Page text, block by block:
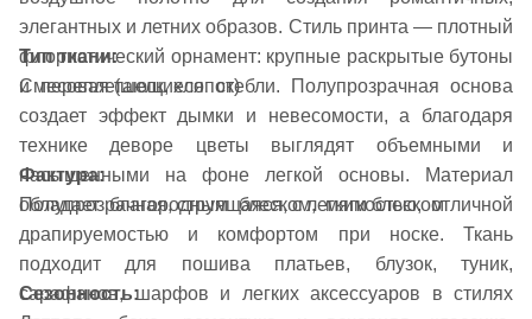
элегантных и летних образов. Стиль принта — плотный
флористический орнамент: крупные раскрытые бутоны
и переплетающиеся стебли. Полупрозрачная основа
создает эффект дымки и невесомости, а благодаря
технике деворе цветы выглядят объемными и
насыщенными на фоне легкой основы. Материал
обладает благородным блеском, мягкостью, отличной
драпируемостью и комфортом при носке. Ткань
подходит для пошива платьев, блузок, туник,
сарафанов, шарфов и легких аксессуаров в стилях
Тип ткани:
Смесовая (шелк, хлопок)
Фактура:
Полупрозрачная, струящаяся, с легким блеском
Сезонность: